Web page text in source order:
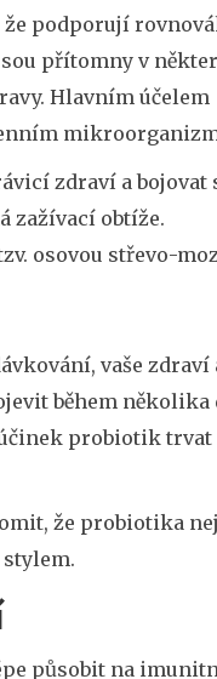
podporují
přítomny v
Hlavním účelem
zdraví a bojovat
zažívací obtíže.
osovou střevo-
vaše zdraví
během několika
probiotik trvat
že probiotika
působit na